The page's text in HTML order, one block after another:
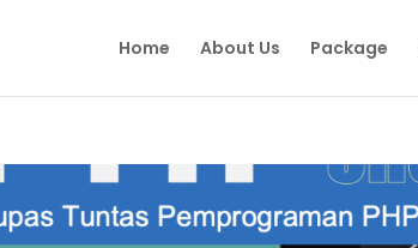
Home About Us Package